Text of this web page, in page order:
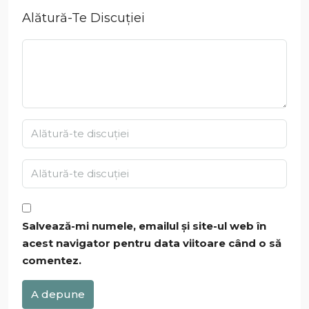
Alătură-Te Discuției
Salvează-mi numele, emailul și site-ul web în
acest navigator pentru data viitoare când o să
comentez.
A depune